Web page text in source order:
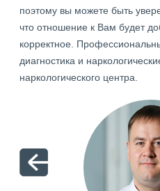
поэтому вы можете быть
что отношение к Вам будет
корректное.
диагностика и
наркологического центра.